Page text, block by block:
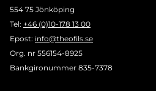
554 75 Jönköping
Tel: +46 (0)10-178 13 00
Epost: info@theofils.se
Org. nr 556154-8925
Bankgironummer 835-7378